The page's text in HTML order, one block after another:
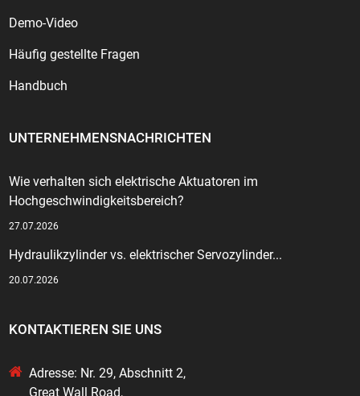
Demo-Video
Häufig gestellte Fragen
Handbuch
UNTERNEHMENSNACHRICHTEN
Wie verhalten sich elektrische Aktuatoren im
Hochgeschwindigkeitsbereich?
27.07.2026
Hydraulikzylinder vs. elektrischer Servozylinder...
20.07.2026
KONTAKTIEREN SIE UNS
Adresse: Nr. 29, Abschnitt 2,
Great Wall Road,